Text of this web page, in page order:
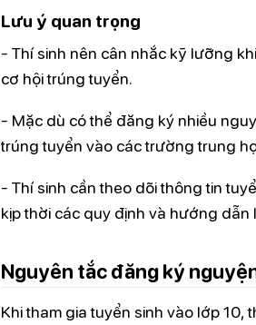
Lưu ý quan trọng
- Thí sinh nên cân nhắc kỹ lưỡng
cơ hội trúng tuyển.
- Mặc dù có thể đăng ký nhiều
trúng tuyển vào các trường trung
- Thí sinh cần theo dõi thông tin
kịp thời các quy định và hướng
Nguyên tắc đăng ký
Khi tham gia tuyển sinh vào lớp